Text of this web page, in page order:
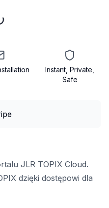
Instant, Private,
Safe
JLR TOPIX Cloud.
dzięki dostępowi dla